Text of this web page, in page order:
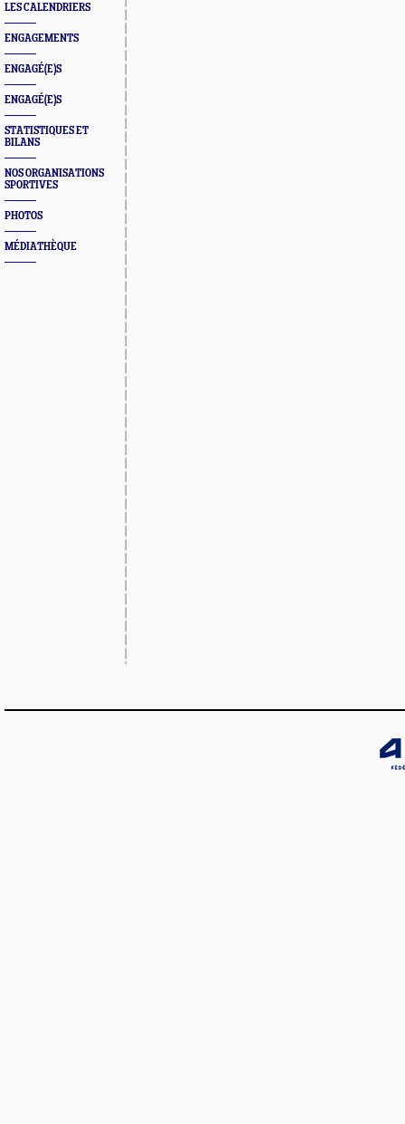
LES CALENDRIERS
ENGAGEMENTS
ENGAGÉ(E)S
ENGAGÉ(E)S
STATISTIQUES ET
BILANS
NOS ORGANISATIONS
SPORTIVES
PHOTOS
MÉDIATHÈQUE